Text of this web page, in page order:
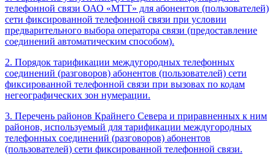
телефонной связи ОАО «МТТ» для абонентов (пользователей)
сети фиксированной телефонной связи при условии
предварительного выбора оператора связи (предоставление
соединений автоматическим способом).
2. Порядок тарификации междугородных телефонных
соединений (разговоров) абонентов (пользователей) сети
фиксированной телефонной связи при вызовах по кодам
негеографических зон нумерации.
3. Перечень районов Крайнего Севера и приравненных к ним
районов, используемый для тарификации междугородных
телефонных соединений (разговоров) абонентов
(пользователей) сети фиксированной телефонной связи.